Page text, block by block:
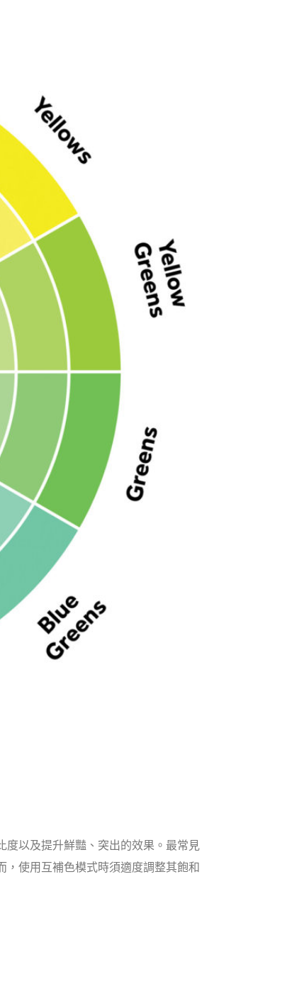
以及提升鮮豔、突出的效果。最常見
，使用互補色模式時須適度調整其飽和